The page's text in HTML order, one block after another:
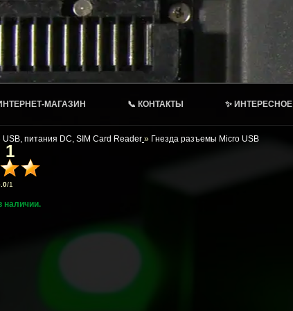
МАГАЗИН 📞 КОНТАКТЫ ✨ ИНТЕРЕСНОЕ
USB, питания DC, SIM Card Reader » Гнезда разъемы Micro USB
1
/1
наличии.